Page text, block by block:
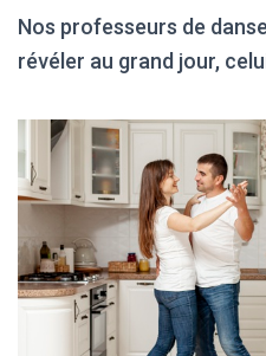
Nos professeurs de
révéler au grand jour,